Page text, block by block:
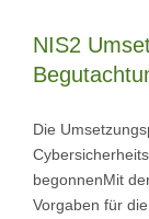
NIS2
Die
begonnenMit
Vorgaben für